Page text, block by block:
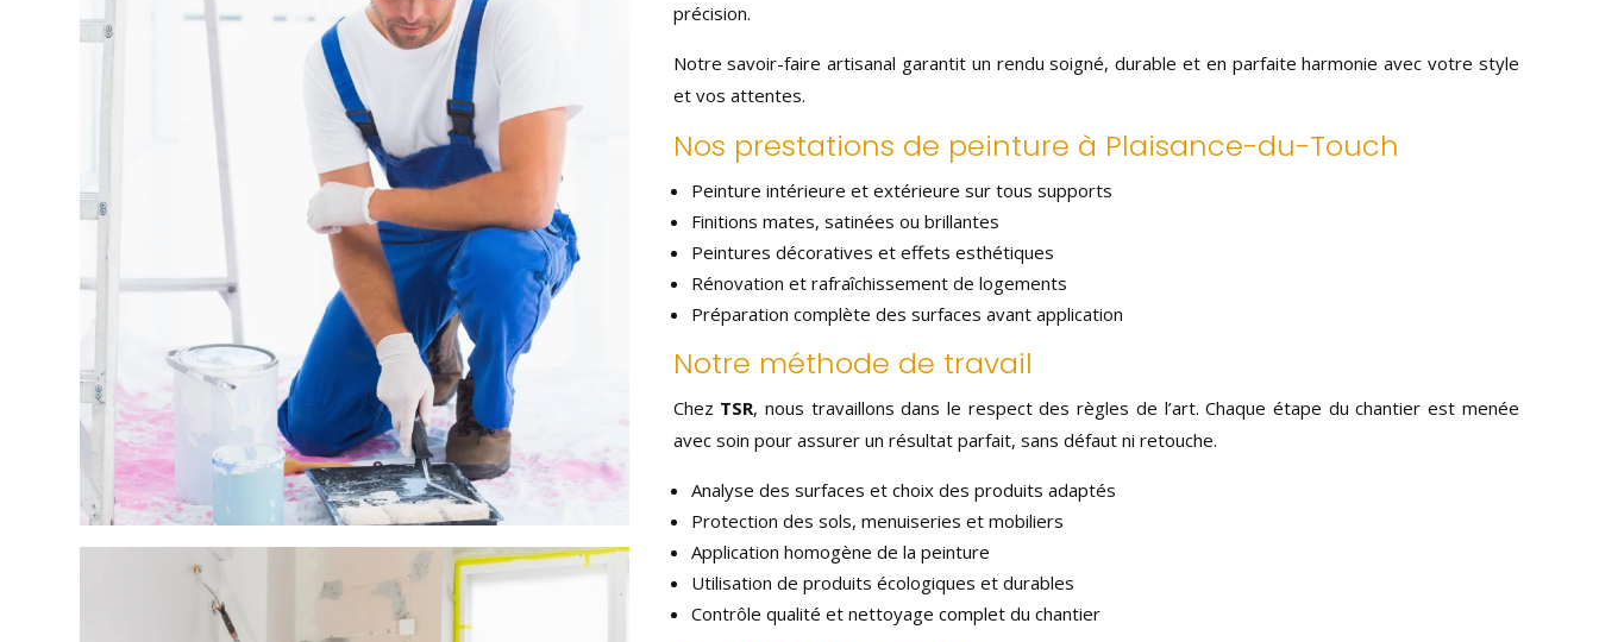
précision.
Notre savoir-faire artisanal garantit un rendu soigné, durable et en parfaite harmonie avec votre style
et vos attentes.
Nos prestations de peinture à Plaisance-du-Touch
Peinture intérieure et extérieure sur tous supports
Finitions mates, satinées ou brillantes
Peintures décoratives et effets esthétiques
Rénovation et rafraîchissement de logements
Préparation complète des surfaces avant application
Notre méthode de travail
Chez TSR, nous travaillons dans le respect des règles de l’art. Chaque étape du chantier est menée
avec soin pour assurer un résultat parfait, sans défaut ni retouche.
Analyse des surfaces et choix des produits adaptés
Protection des sols, menuiseries et mobiliers
Application homogène de la peinture
Utilisation de produits écologiques et durables
Contrôle qualité et nettoyage complet du chantier